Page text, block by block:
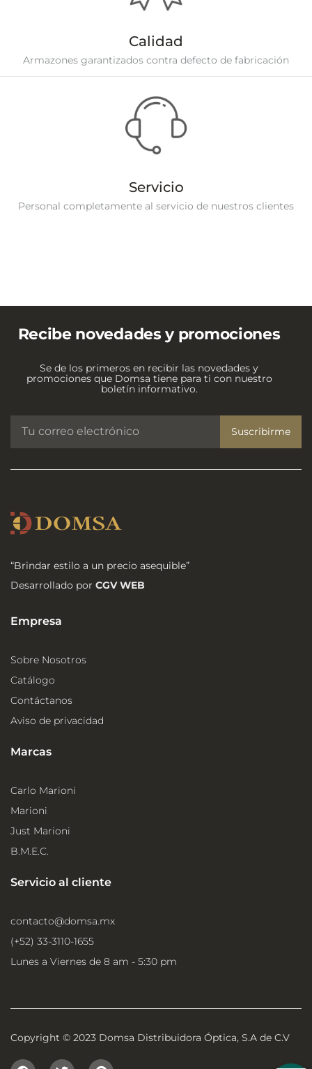
Calidad
Armazones garantizados contra defecto de fabricación
Servicio
Personal completamente al servicio de nuestros clientes
Recibe novedades y promociones
Se de los primeros en recibir las novedades y
promociones que Domsa tiene para ti con nuestro
boletín informativo.
Suscribirme
“Brindar estilo a un precio asequible”
Desarrollado por CGV WEB
Empresa
Sobre Nosotros
Catálogo
Contáctanos
Aviso de privacidad
Marcas
Carlo Marioni
Marioni
Just Marioni
B.M.E.C.
Servicio al cliente
contacto@domsa.mx
(+52) 33-3110-1655
Lunes a Viernes de 8 am - 5:30 pm
Copyright © 2023 Domsa Distribuidora Óptica, S.A de C.V